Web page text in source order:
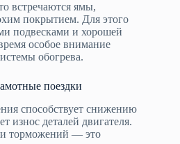
встречаются ямы,
покрытием. Для этого
подвесками и хорошей
особое внимание
обогрева.
поездки
способствует снижению
износ деталей двигателя.
и торможений — это